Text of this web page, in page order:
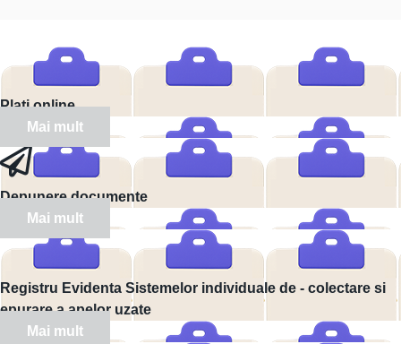
Plati online
Mai mult
Depunere documente
Mai mult
Registru Evidenta Sistemelor individuale de - colectare si
epurare a apelor uzate
Mai mult